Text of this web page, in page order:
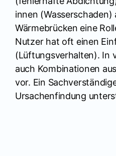
innen (Wasserschaden)
Wärmebrücken eine
Nutzer hat oft einen
(Lüftungsverhalten). In
auch Kombinationen
vor. Ein
Ursachenfindung